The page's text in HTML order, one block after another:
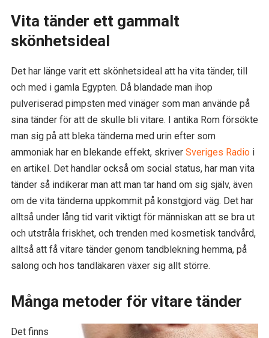
Vita tänder ett gammalt
skönhetsideal
Det har länge varit ett skönhetsideal att ha vita tänder, till
och med i gamla Egypten. Då blandade man ihop
pulveriserad pimpsten med vinäger som man använde på
sina tänder för att de skulle bli vitare. I antika Rom försökte
man sig på att bleka tänderna med urin efter som
ammoniak har en blekande effekt, skriver Sveriges Radioi
en artikel. Det handlar också om social status, har man vita
tänder så indikerar man att man tar hand om sig själv, även
om de vita tänderna uppkommit på konstgjord väg. Det har
alltså under lång tid varit viktigt för människan att se bra ut
och utstråla friskhet, och trenden med kosmetisk tandvård,
alltså att få vitare tänder genom tandblekning hemma, på
salong och hos tandläkaren växer sig allt större.
Många metoder för vitare tänder
Det finns